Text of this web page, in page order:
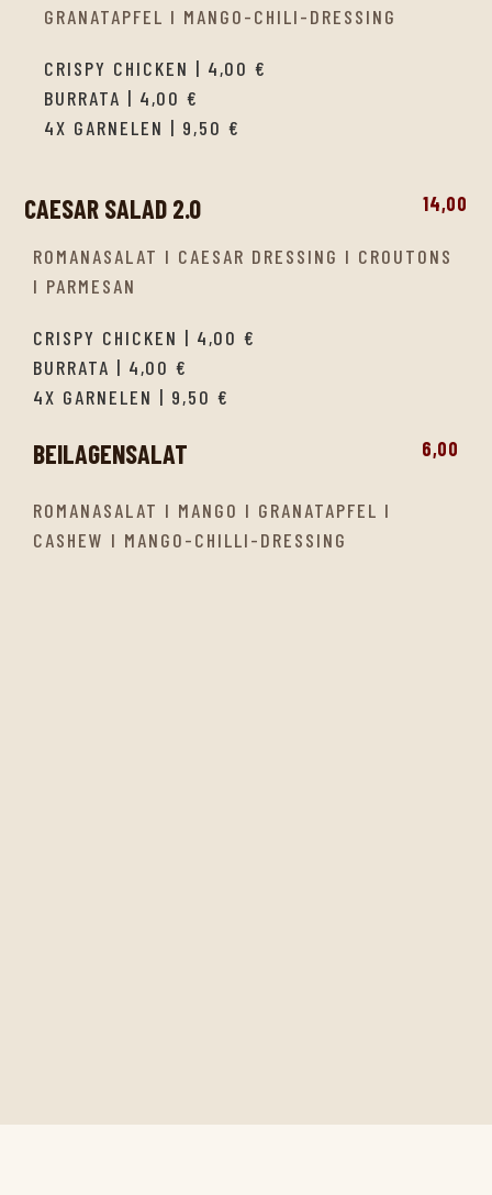
GRANATAPFEL I MANGO-CHILI-DRESSING
CRISPY CHICKEN | 4,00 €
BURRATA | 4,00 €
4X GARNELEN | 9,50 €
CAESAR SALAD 2.0 14,00
ROMANASALAT I CAESAR DRESSING I CROUTONS
I PARMESAN
CRISPY CHICKEN | 4,00 €
BURRATA | 4,00 €
4X GARNELEN | 9,50 €
BEILAGENSALAT 6,00
ROMANASALAT I MANGO I GRANATAPFEL I
CASHEW I MANGO-CHILLI-DRESSING